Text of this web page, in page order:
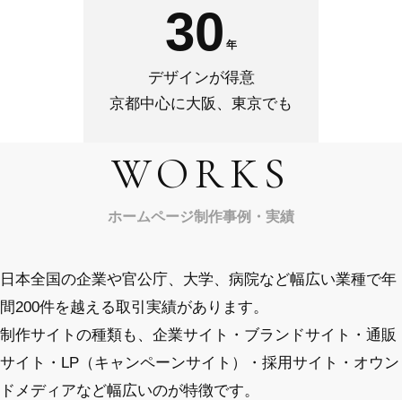
30 年
デザインが得意
京都中心に大阪、東京でも
WORKS
ホームページ制作事例・実績
日本全国の企業や官公庁、大学、病院など幅広い業種で年
間200件を越える取引実績があります。
制作サイトの種類も、企業サイト・ブランドサイト・通販
サイト・LP（キャンペーンサイト）・採用サイト・オウン
ドメディアなど幅広いのが特徴です。